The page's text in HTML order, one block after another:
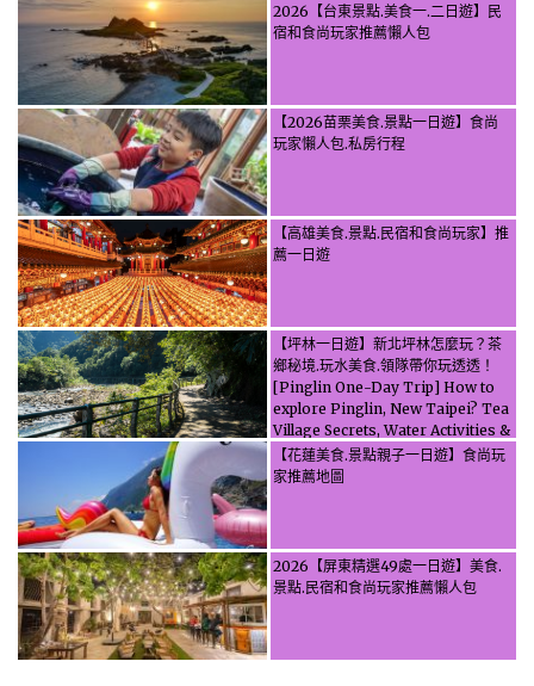
2026【台東景點.美食一.二日遊】民
宿和食尚玩家推薦懶人包
【2026苗栗美食.景點一日遊】食尚
玩家懶人包.私房行程
【高雄美食.景點.民宿和食尚玩家】推
薦一日遊
【坪林一日遊】新北坪林怎麼玩？茶
鄉秘境.玩水美食.領隊帶你玩透透！
[Pinglin One-Day Trip] How to
explore Pinglin, New Taipei? Tea
Village Secrets, Water Activities &
Food, Let the guide take you
through it all!
【花蓮美食.景點親子一日遊】食尚玩
家推薦地圖
2026【屏東精選49處一日遊】美食.
景點.民宿和食尚玩家推薦懶人包